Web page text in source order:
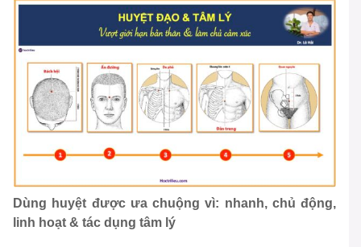
Dùng huyệt được ưa chuộng vì: nhanh, chủ động,
linh hoạt & tác dụng tâm lý